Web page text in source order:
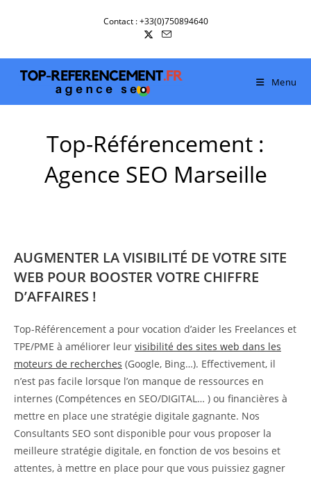
Contact : +33(0)750894640
Menu
Top-Référencement :
Agence SEO Marseille
AUGMENTER LA VISIBILITÉ DE VOTRE SITE
WEB POUR BOOSTER VOTRE CHIFFRE
D’AFFAIRES !
Top-Référencement a pour vocation d’aider les Freelances et
TPE/PME à améliorer leur visibilité des sites web dans les
moteurs de recherches (Google, Bing…). Effectivement, il
n’est pas facile lorsque l’on manque de ressources en
internes (Compétences en SEO/DIGITAL… ) ou financières à
mettre en place une stratégie digitale gagnante. Nos
Consultants SEO sont disponible pour vous proposer la
meilleure stratégie digitale, en fonction de vos besoins et
attentes, à mettre en place pour que vous puissiez gagner